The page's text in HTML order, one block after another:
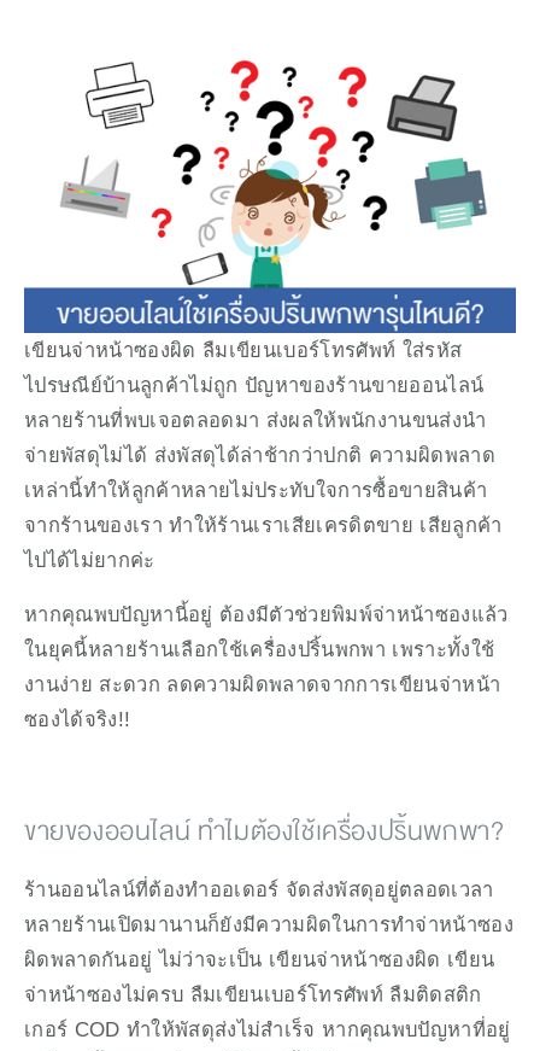
เขียนจ่าหน้าซองผิด ลืมเขียนเบอร์โทรศัพท์ ใส่รหัส
ไปรษณีย์บ้านลูกค้าไม่ถูก ปัญหาของร้านขายออนไลน์
หลายร้านที่พบเจอตลอดมา ส่งผลให้พนักงานขนส่งนำ
จ่ายพัสดุไม่ได้ ส่งพัสดุได้ล่าช้ากว่าปกติ ความผิดพลาด
เหล่านี้ทำให้ลูกค้าหลายไม่ประทับใจการซื้อขายสินค้า
จากร้านของเรา ทำให้ร้านเราเสียเครดิตขาย เสียลูกค้า
ไปได้ไม่ยากค่ะ
หากคุณพบปัญหานี้อยู่ ต้องมีตัวช่วยพิมพ์จ่าหน้าซองแล้ว
ในยุคนี้หลายร้านเลือกใช้เครื่องปริ้นพกพา เพราะทั้งใช้
งานง่าย สะดวก ลดความผิดพลาดจากการเขียนจ่าหน้า
ซองได้จริง!!
ขายของออนไลน์ ทำไมต้องใช้เครื่องปริ้นพกพา?
ร้านออนไลน์ที่ต้องทำออเดอร์ จัดส่งพัสดุอยู่ตลอดเวลา
หลายร้านเปิดมานานก็ยังมีความผิดในการทำจ่าหน้าซอง
ผิดพลาดกันอยู่ ไม่ว่าจะเป็น เขียนจ่าหน้าซองผิด เขียน
จ่าหน้าซองไม่ครบ ลืมเขียนเบอร์โทรศัพท์ ลืมติดสติก
เกอร์ COD ทำให้พัสดุส่งไม่สำเร็จ หากคุณพบปัญหาที่อยู่